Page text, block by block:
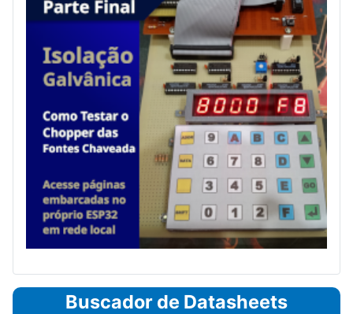
Buscador de Datasheets